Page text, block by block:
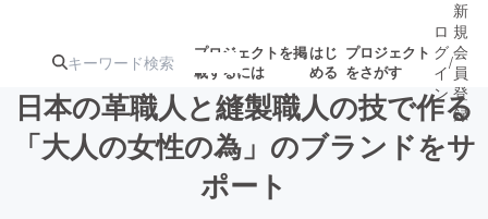
プロジェクトを掲
載するには
はじ
める
プロジェクト
をさがす
注目の新着プロ
募集終了が近いプ
ロ
グ
イ
ン
/
新
規
会
員
登
録
日本の革職人と縫製職人の技で作る
「大人の女性の為」のブランドをサ
ポート